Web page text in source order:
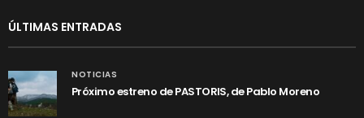
ÚLTIMAS ENTRADAS
NOTICIAS
Próximo estreno de PASTORIS, de Pablo Moreno